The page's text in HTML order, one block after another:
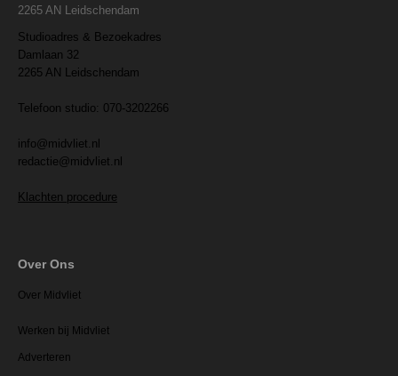
2265 AN Leidschendam
Studioadres & Bezoekadres
Damlaan 32
2265 AN Leidschendam
Telefoon studio: 070-3202266
info@midvliet.nl
redactie@midvliet.nl
Klachten procedure
Over Ons
Over Midvliet
Werken bij Midvliet
Adverteren